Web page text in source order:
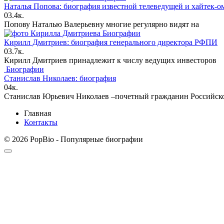
Наталья Попова: биография известной телеведущей и хайтек-
03.4к.
Попову Наталью Валерьевну многие регулярно видят на
Биографии
Кирилл Дмитриев: биография генерального директора РФПИ
03.7к.
Кирилл Дмитриев принадлежит к числу ведущих инвесторов
Биографии
Станислав Николаев: биография
04к.
Станислав Юрьевич Николаев –почетный гражданин
Главная
Контакты
© 2026 PopBio - Популярные биографии